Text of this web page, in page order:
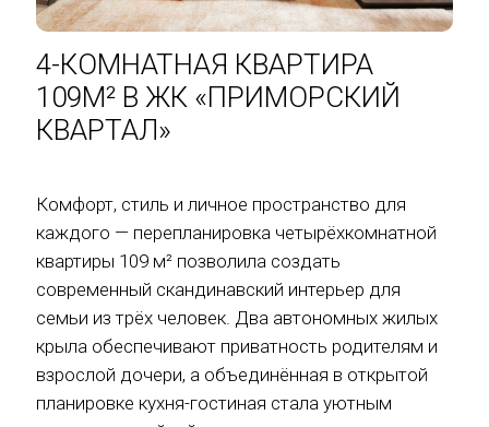
4-КОМНАТНАЯ КВАРТИРА
109М² В ЖК «ПРИМОРСКИЙ
КВАРТАЛ»
Комфорт, стиль и личное пространство для
каждого — перепланировка четырёхкомнатной
квартиры 109 м² позволила создать
современный скандинавский интерьер для
семьи из трёх человек. Два автономных жилых
крыла обеспечивают приватность родителям и
взрослой дочери, а объединённая в открытой
планировке кухня-гостиная стала уютным